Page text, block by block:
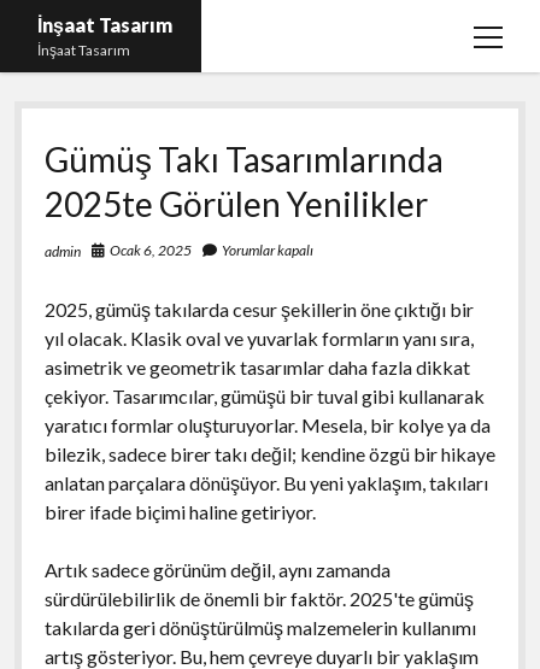
İnşaat Tasarım
İnşaat Tasarım
menüyü
Instagram Gizli Hesap Bakma
Instagram Türk Takipçi Yükleme Ücretsiz
Liste
Sayfa Listesi
Gümüş Takı Tasarımlarında
2025te Görülen Yenilikler
admin Ocak 6, 2025 Yorumlar kapalı
2025, gümüş takılarda cesur şekillerin öne çıktığı bir
yıl olacak. Klasik oval ve yuvarlak formların yanı sıra,
asimetrik ve geometrik tasarımlar daha fazla dikkat
çekiyor. Tasarımcılar, gümüşü bir tuval gibi kullanarak
yaratıcı formlar oluşturuyorlar. Mesela, bir kolye ya da
bilezik, sadece birer takı değil; kendine özgü bir hikaye
anlatan parçalara dönüşüyor. Bu yeni yaklaşım, takıları
birer ifade biçimi haline getiriyor.
Artık sadece görünüm değil, aynı zamanda
sürdürülebilirlik de önemli bir faktör. 2025'te gümüş
takılarda geri dönüştürülmüş malzemelerin kullanımı
artış gösteriyor. Bu, hem çevreye duyarlı bir yaklaşım